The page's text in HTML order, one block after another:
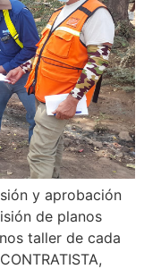
y aprobación
de planos
taller de cada